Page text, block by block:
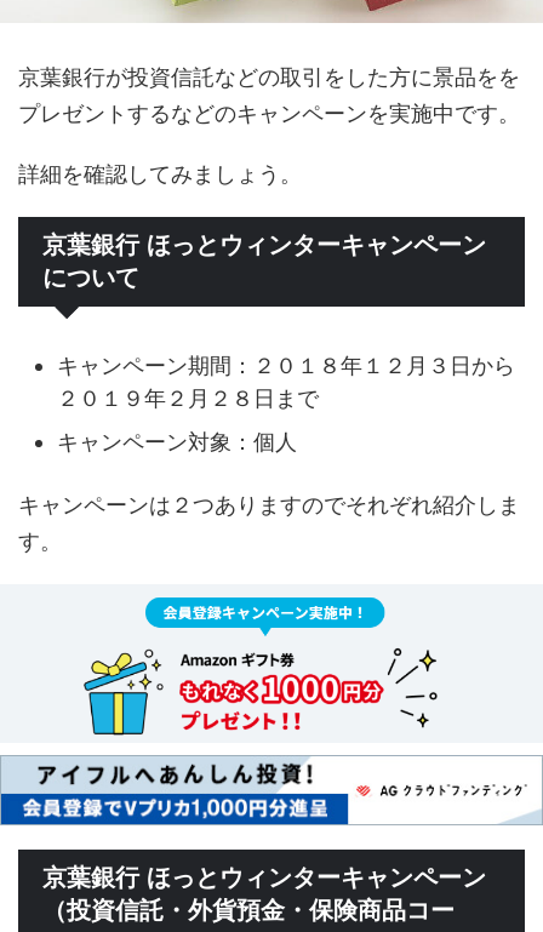
京葉銀行が投資信託などの取引をした方に景品をを
プレゼントするなどのキャンペーンを実施中です。
詳細を確認してみましょう。
京葉銀行 ほっとウィンターキャンペーン
について
キャンペーン期間：２０１８年１２月３日から
２０１９年２月２８日まで
キャンペーン対象：個人
キャンペーンは２つありますのでそれぞれ紹介しま
す。
京葉銀行 ほっとウィンターキャンペーン
（投資信託・外貨預金・保険商品コー